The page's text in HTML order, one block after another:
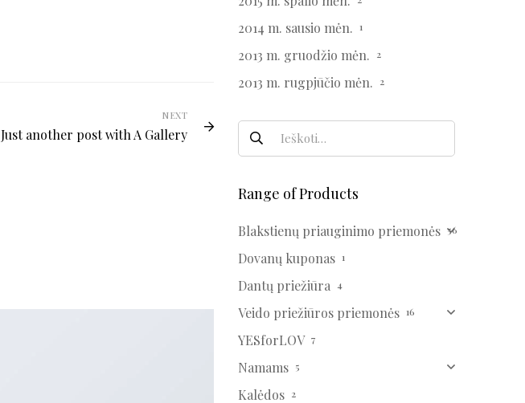
NEXT
Just another post with A Gallery
2014 m. sausio mėn. 1
2013 m. gruodžio mėn. 2
2013 m. rugpjūčio mėn. 2
Range of Products
Blakstienų priauginimo priemonės 56
Dovanų kuponas 1
Dantų priežiūra 4
Veido priežiūros priemonės 16
YESforLOV 7
Namams 5
Kalėdos 2